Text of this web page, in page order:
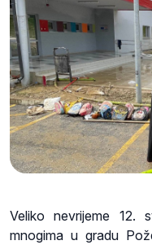
Veliko nevrijeme 12.
mnogima u gradu